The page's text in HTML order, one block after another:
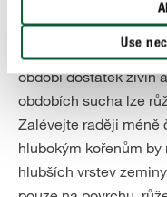
Use
krásu. Věnujte proto
květinových ratolestí!
pestrobarevné květy
období dostatek živin
obdobích sucha lze
Zalévejte raději méně
hlubokým kořenům
hlubších vrstev